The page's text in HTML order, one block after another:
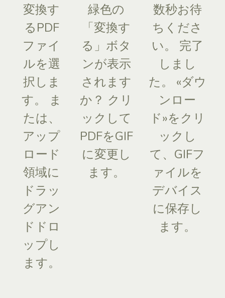
変換す
るPDF
ファイ
ルを選
択しま
す。 ま
たは、
アップ
ロード
領域に
ドラッ
グアン
ドドロ
ップし
ます。
緑色の
「変換す
る」ボタ
ンが表示
されます
か？ クリ
ックして
PDFをGIF
に変更し
ます。
数秒お待
ちくださ
い。 完了
しまし
た。 «ダウ
ンロー
ド»をクリ
ックし
て、GIFフ
ァイルを
デバイス
に保存し
ます。